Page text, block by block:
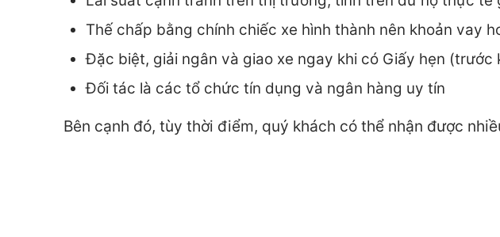
Thế chấp bằng chính chiếc xe hình thành nên khoản vay
Đặc biệt, giải ngân và giao xe ngay khi có Giấy hẹn (trước
Đối tác là các tổ chức tín dụng và ngân hàng uy tín
Bên cạnh đó, tùy thời điểm, quý khách có thể nhận được